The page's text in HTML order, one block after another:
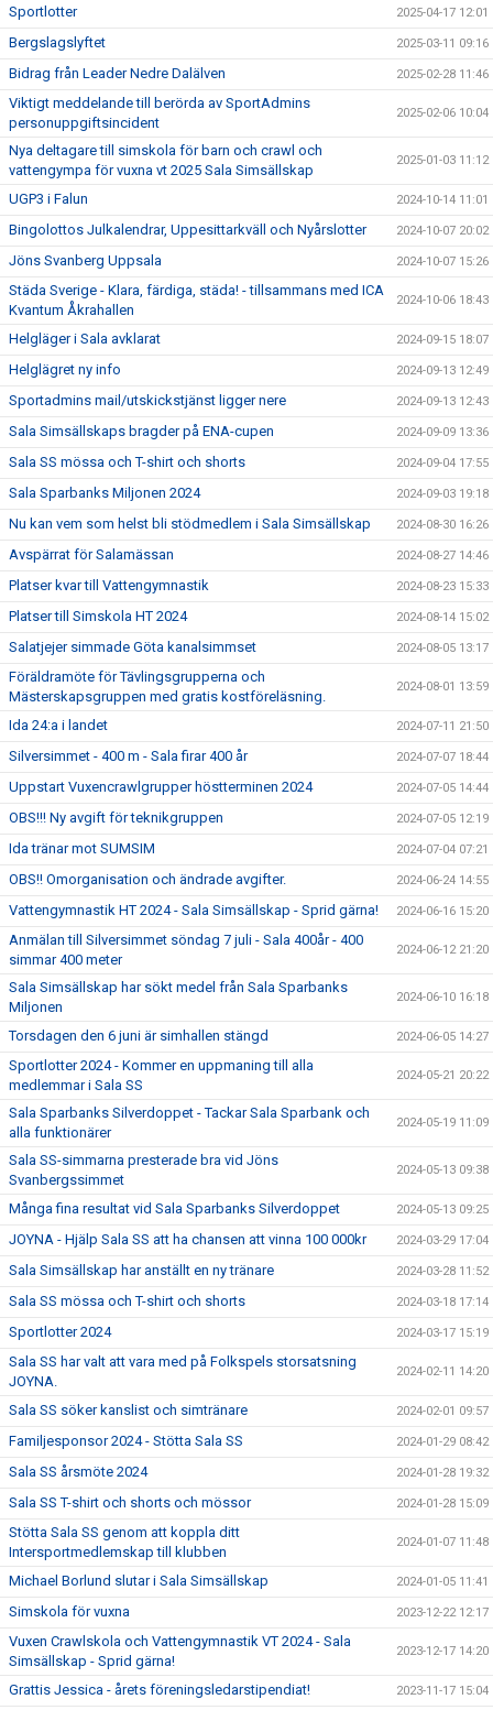
Sportlotter 2025-04-17 12:01
Bergslagslyftet 2025-03-11 09:16
Bidrag från Leader Nedre Dalälven 2025-02-28 11:46
Viktigt meddelande till berörda av SportAdmins
personuppgiftsincident
2025-02-06 10:04
Nya deltagare till simskola för barn och crawl och
vattengympa för vuxna vt 2025 Sala Simsällskap
2025-01-03 11:12
UGP3 i Falun 2024-10-14 11:01
Bingolottos Julkalendrar, Uppesittarkväll och Nyårslotter 2024-10-07 20:02
Jöns Svanberg Uppsala 2024-10-07 15:26
Städa Sverige - Klara, färdiga, städa! - tillsammans med ICA
Kvantum Åkrahallen
2024-10-06 18:43
Helgläger i Sala avklarat 2024-09-15 18:07
Helglägret ny info 2024-09-13 12:49
Sportadmins mail/utskickstjänst ligger nere 2024-09-13 12:43
Sala Simsällskaps bragder på ENA-cupen 2024-09-09 13:36
Sala SS mössa och T-shirt och shorts 2024-09-04 17:55
Sala Sparbanks Miljonen 2024 2024-09-03 19:18
Nu kan vem som helst bli stödmedlem i Sala Simsällskap 2024-08-30 16:26
Avspärrat för Salamässan 2024-08-27 14:46
Platser kvar till Vattengymnastik 2024-08-23 15:33
Platser till Simskola HT 2024 2024-08-14 15:02
Salatjejer simmade Göta kanalsimmset 2024-08-05 13:17
Föräldramöte för Tävlingsgrupperna och
Mästerskapsgruppen med gratis kostföreläsning.
2024-08-01 13:59
Ida 24:a i landet 2024-07-11 21:50
Silversimmet - 400 m - Sala firar 400 år 2024-07-07 18:44
Uppstart Vuxencrawlgrupper höstterminen 2024 2024-07-05 14:44
OBS!!! Ny avgift för teknikgruppen 2024-07-05 12:19
Ida tränar mot SUMSIM 2024-07-04 07:21
OBS!! Omorganisation och ändrade avgifter. 2024-06-24 14:55
Vattengymnastik HT 2024 - Sala Simsällskap - Sprid gärna! 2024-06-16 15:20
Anmälan till Silversimmet söndag 7 juli - Sala 400år - 400
simmar 400 meter
2024-06-12 21:20
Sala Simsällskap har sökt medel från Sala Sparbanks
Miljonen
2024-06-10 16:18
Torsdagen den 6 juni är simhallen stängd 2024-06-05 14:27
Sportlotter 2024 - Kommer en uppmaning till alla
medlemmar i Sala SS
2024-05-21 20:22
Sala Sparbanks Silverdoppet - Tackar Sala Sparbank och
alla funktionärer
2024-05-19 11:09
Sala SS-simmarna presterade bra vid Jöns
Svanbergssimmet
2024-05-13 09:38
Många fina resultat vid Sala Sparbanks Silverdoppet 2024-05-13 09:25
JOYNA - Hjälp Sala SS att ha chansen att vinna 100 000kr 2024-03-29 17:04
Sala Simsällskap har anställt en ny tränare 2024-03-28 11:52
Sala SS mössa och T-shirt och shorts 2024-03-18 17:14
Sportlotter 2024 2024-03-17 15:19
Sala SS har valt att vara med på Folkspels storsatsning
JOYNA.
2024-02-11 14:20
Sala SS söker kanslist och simtränare 2024-02-01 09:57
Familjesponsor 2024 - Stötta Sala SS 2024-01-29 08:42
Sala SS årsmöte 2024 2024-01-28 19:32
Sala SS T-shirt och shorts och mössor 2024-01-28 15:09
Stötta Sala SS genom att koppla ditt
Intersportmedlemskap till klubben
2024-01-07 11:48
Michael Borlund slutar i Sala Simsällskap 2024-01-05 11:41
Simskola för vuxna 2023-12-22 12:17
Vuxen Crawlskola och Vattengymnastik VT 2024 - Sala
Simsällskap - Sprid gärna!
2023-12-17 14:20
Grattis Jessica - årets föreningsledarstipendiat! 2023-11-17 15:04